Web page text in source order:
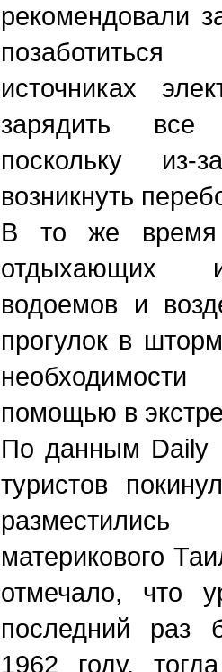
рекомендовали
источниках
зарядить
поскольку из-
возникнуть
В то же время
отдыхающих
водоемов и
прогулок в
помощью в
По данным Daily
туристов
материкового
отмечало, что
последний раз
1962 году,